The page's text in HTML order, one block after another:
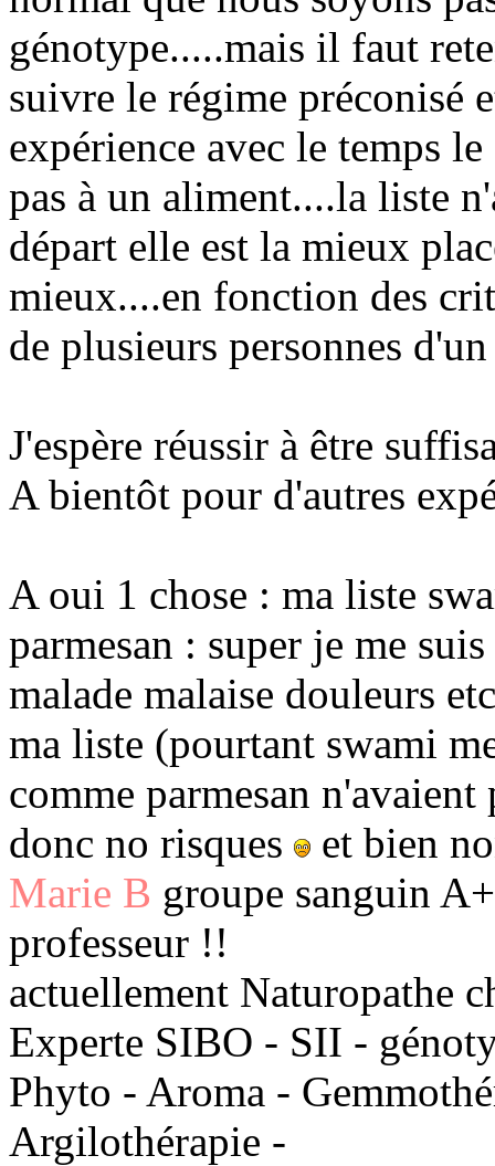
génotype.....mais il faut
suivre le régime préconisé
expérience avec le temps
pas à un aliment....la liste
départ elle est la mieux
mieux....en fonction des
de plusieurs personnes
J'espère réussir à être
A bientôt pour d'autres
A oui 1 chose : ma liste
parmesan : super je me
malade malaise douleurs
ma liste (pourtant swami
comme parmesan
donc no risques
et bien
Marie B groupe sanguin
professeur !!
actuellement Naturopathe
Experte SIBO - SII -
Phyto - Aroma -
Argilothérapie -